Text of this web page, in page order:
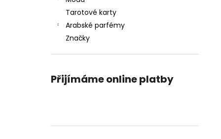
Tarotové karty
Arabské parfémy
Značky
Přijímáme online platby
APATIT SRDCE
695 Kč